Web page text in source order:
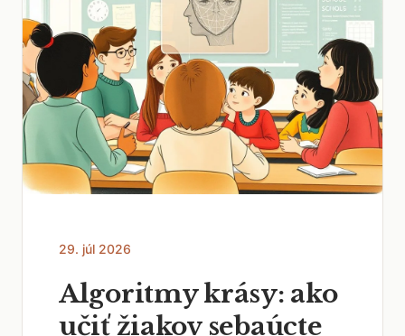
29. júl 2026
Algoritmy krásy: ako
učiť žiakov sebaúcte